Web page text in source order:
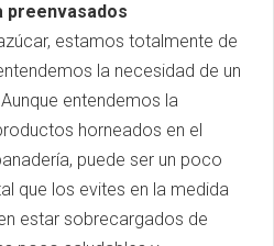
preenvasados
estamos totalmente de
la necesidad de un
entendemos la
horneados en el
puede ser un poco
que los evites en la medida
estar sobrecargados de